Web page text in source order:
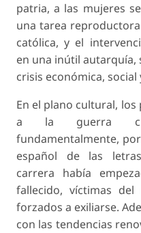
patria, a las mujeres
una tarea
católica, y el
en una inútil autarquía,
crisis económica, social
En el plano cultural,
a la guerra
fundamentalmente,
español de las
carrera había
fallecido, víctimas
forzados a exiliarse.
con las tendencias